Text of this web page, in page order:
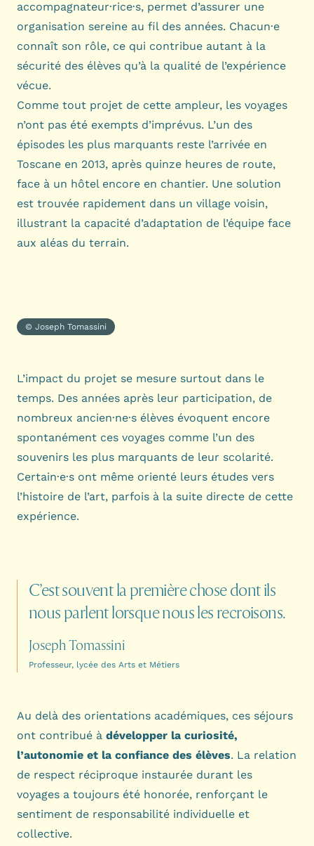
accompagnateur·rice·s, permet d’assurer une
organisation sereine au fil des années. Chacun·e
connaît son rôle, ce qui contribue autant à la
sécurité des élèves qu’à la qualité de l’expérience
vécue.
Comme tout projet de cette ampleur, les voyages
n’ont pas été exempts d’imprévus. L’un des
épisodes les plus marquants reste l’arrivée en
Toscane en 2013, après quinze heures de route,
face à un hôtel encore en chantier. Une solution
est trouvée rapidement dans un village voisin,
illustrant la capacité d’adaptation de l’équipe face
aux aléas du terrain.
© Joseph Tomassini
L’impact du projet se mesure surtout dans le
temps. Des années après leur participation, de
nombreux ancien·ne·s élèves évoquent encore
spontanément ces voyages comme l’un des
souvenirs les plus marquants de leur scolarité.
Certain·e·s ont même orienté leurs études vers
l’histoire de l’art, parfois à la suite directe de cette
expérience.
C’estsouventla premièrechosedontils
nous parlentlorsquenousles recroisons.
Joseph Tomassini
Professeur, lycée des Arts et Métiers
Au delà des orientations académiques, ces séjours
ont contribué à développer la curiosité,
l’autonomie et la confiance des élèves. La relation
de respect réciproque instaurée durant les
voyages a toujours été honorée, renforçant le
sentiment de responsabilité individuelle et
collective.